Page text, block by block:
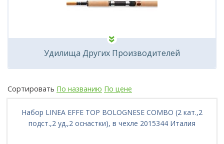
Удилища Других Производителей
Сортировать По названию По цене
Набор LINEA EFFE TOP BOLOGNESE COMBO (2 кат.,2
подст.,2 уд.,2 оснастки), в чехле 2015344 Италия